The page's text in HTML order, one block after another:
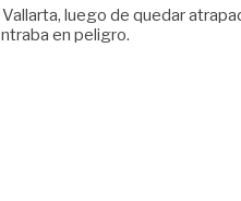
luego de quedar
en peligro.